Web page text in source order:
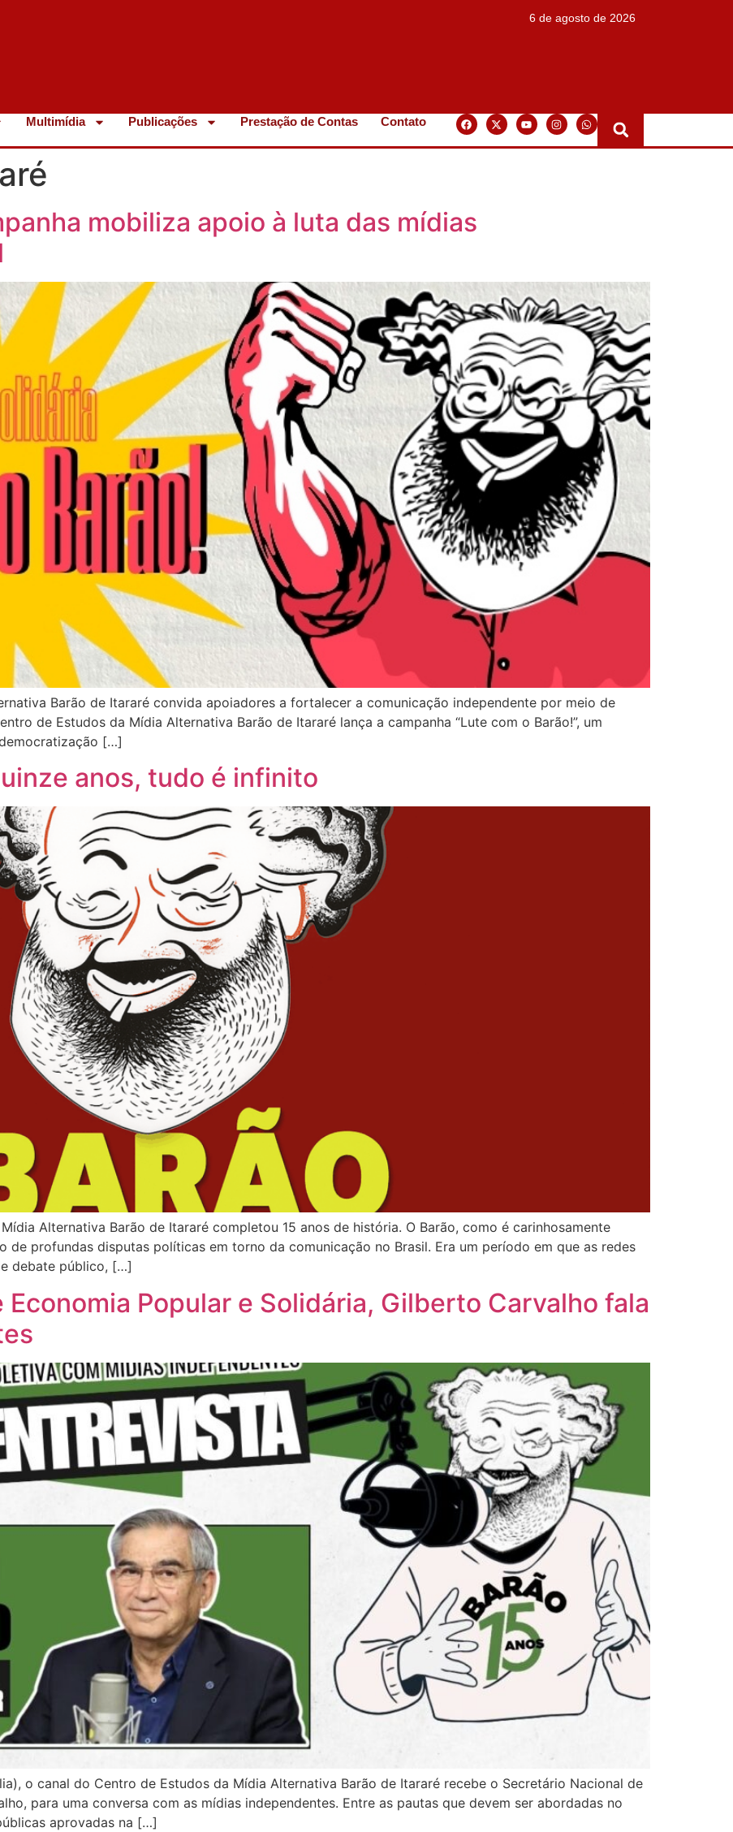
6 de agosto de 2026
Multimídia Publicações Prestação de Contas Contato
mobiliza apoio à luta das mídias
Barão de Itararé convida apoiadores a fortalecer a comunicação independente por meio de
de Estudos da Mídia Alternativa Barão de Itararé lança a campanha “Lute com o Barão!”, um
[…]
anos, tudo é infinito
Alternativa Barão de Itararé completou 15 anos de história. O Barão, como é carinhosamente
de profundas disputas políticas em torno da comunicação no Brasil. Era um período em que as redes
debate público, […]
Popular e Solidária, Gilberto Carvalho fala
o canal do Centro de Estudos da Mídia Alternativa Barão de Itararé recebe o Secretário Nacional de
para uma conversa com as mídias independentes. Entre as pautas que devem ser abordadas no
aprovadas na […]